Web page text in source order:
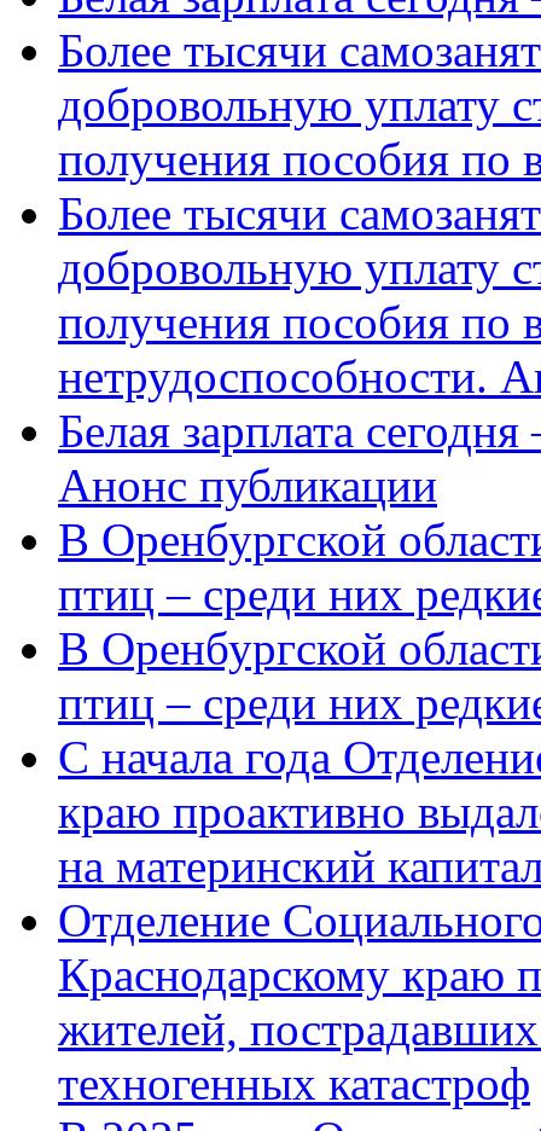
Более тысячи
добровольную уплату
получения пособия по
Более тысячи
добровольную уплату
получения пособия по
нетрудоспособности.
Белая зарплата
Анонс публикации
В Оренбургской
птиц – среди них
В Оренбургской
птиц – среди них
С начала года
краю проактивно
на материнский
Отделение
Краснодарскому краю
жителей,
техногенных катастроф